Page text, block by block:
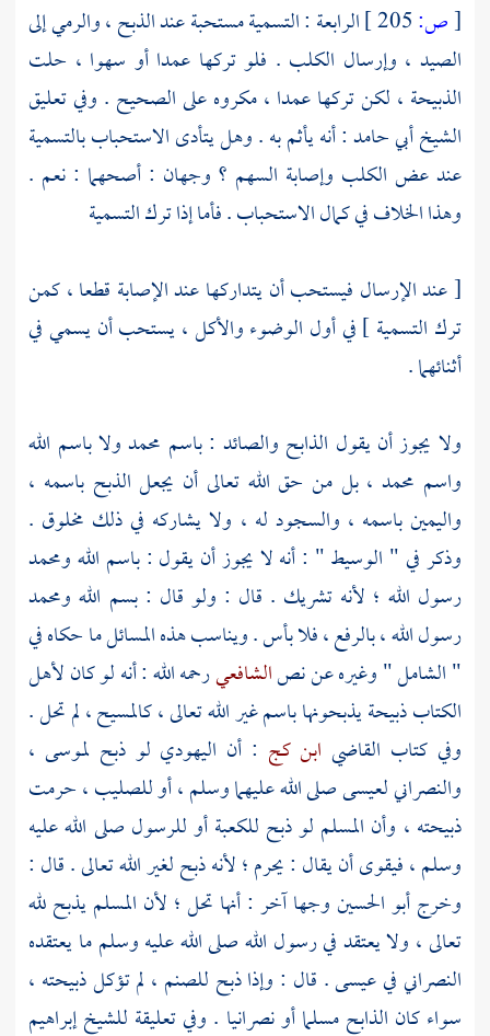
[ص:
الرابعة : التسمية مستحبة عند الذبح ، والرمي إلى
الصيد ، وإرسال الكلب . فلو تركها عمدا أو سهوا ، حلت
الذبيحة ، لكن تركها عمدا ، مكروه على الصحيح . وفي تعليق
الشيخ أبي حامد: أنه يأثم به . وهل يتأدى الاستحباب بالتسمية
عند عض الكلب وإصابة السهم ؟ وجهان : أصحهما : نعم .
وهذا الخلاف في كمال الاستحباب . فأما إذا ترك التسمية
[ عند الإرسال فيستحب أن يتداركها عند الإصابة قطعا ، كمن
ترك التسمية ] في أول الوضوء والأكل ، يستحب أن يسمي في
أثنائهما .
ولا يجوز أن يقول الذابح والصائد : باسم محمدولا باسم الله
واسم محمد ، بل من حق الله تعالى أن يجعل الذبح باسمه ،
واليمين باسمه ، والسجود له ، ولا يشاركه في ذلك مخلوق .
وذكر في " الوسيط " : أنه لا يجوز أن يقول : باسم اللهومحمد
رسول الله ؛ لأنه تشريك . قال : ولو قال : بسم الله ومحمد
رسول الله ، بالرفع ، فلا بأس . ويناسب هذه المسائل ما حكاه في
" الشامل " وغيره عن نصالشافعيرحمه الله : أنه لو كان لأهل
الكتاب ذبيحة يذبحونها باسم غير الله تعالى ،كالمسيح، لم تحل .
وفي كتاب القاضي ابن كج : أن اليهودي لو ذبح لموسى ،
والنصرانيلعيسىصلى الله عليهما وسلم ، أو للصليب ، حرمت
ذبيحته ، وأن المسلم لو ذبح للكعبة أو للرسول صلى الله عليه
وسلم ، فيقوى أن يقال : يحرم ؛ لأنه ذبح لغير الله تعالى . قال :
وخرجأبو الحسينوجها آخر : أنها تحل ؛ لأن المسلم يذبح لله
تعالى ، ولا يعتقد في رسول الله صلى الله عليه وسلم ما يعتقده
النصراني فيعيسى. قال : وإذا ذبح للصنم ، لم تؤكل ذبيحته ،
سواء كان الذابح مسلما أو نصرانيا . وفي تعليقة للشيخ إبراهيم